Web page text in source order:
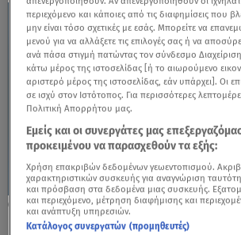
23.08.24, 10:57
Κριός: Εκνευρισμός και
περιεχόμενο και κάποιες από τις διαφημίσεις που
μην είναι τόσο σχετικές με εσάς. Μπορείτε να
μενού για να αλλάξετε τις επιλογές σας ή να
ανά πάσα στιγμή πατώντας τον σύνδεσμο
κάτω μέρος της ιστοσελίδας [ή το αιωρούμενο
αριστερό μέρος της ιστοσελίδας, εάν υπάρχει]. Οι
σε ισχύ στον Ιστότοπος. Για περισσότερες
Πολιτική Απορρήτου μας.
Εμείς και οι συνεργάτες μας
προκειμένου να παρασχεθούν τα εξής:
Χρήση επακριβών δεδομένων γεωεντοπισμού.
χαρακτηριστικών συσκευής για αναγνώριση
και πρόσβαση στα δεδομένα μιας συσκευής.
και περιεχόμενο, μέτρηση διαφήμισης και
και ανάπτυξη υπηρεσιών.
Κατάλογος συνεργατών (προμηθευτές)